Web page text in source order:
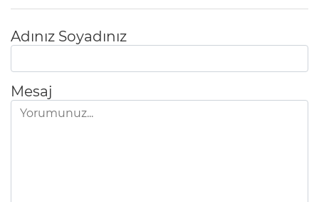
Adınız Soyadınız
Mesaj